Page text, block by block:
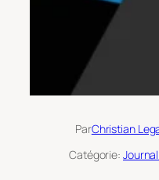
ParChristian
Catégorie: